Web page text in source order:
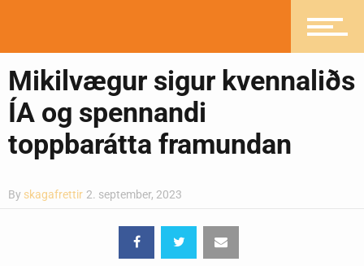
Ljósmyndasafn
Mikilvægur sigur kvennaliðs
ÍA og spennandi
toppbarátta framundan
By skagafrettir 2. september, 2023